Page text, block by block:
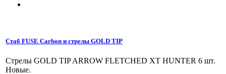
Стаб FUSE Carbon и стрелы GOLD TIP
Стрелы GOLD TIP ARROW FLETCHED XT HUNTER 6 шт.
Новые.